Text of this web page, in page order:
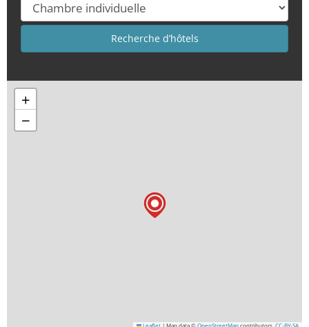
+
−
Leaflet | Map data © OpenStreetMap contributors, CC-BY-SA